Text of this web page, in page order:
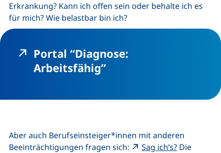
Erkrankung? Kann ich offen sein oder behalte ich es
für mich? Wie belastbar bin ich?
Portal “Diagnose:
Arbeitsfähig”(externer Link,
Aber auch Berufseinsteiger*innen mit anderen
Beeinträchtigungen fragen sich:
Sag ich’s?(externer
Die